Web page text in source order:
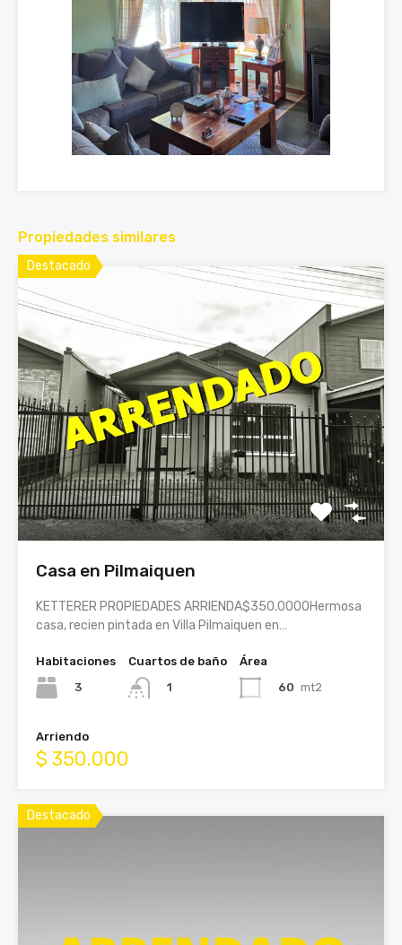
Propiedades similares
Destacado
Casa en Pilmaiquen
KETTERER PROPIEDADES ARRIENDA$350.0000Hermosa
casa, recien pintada en Villa Pilmaiquen en…
Habitaciones
3
Cuartos de baño
1
Área
60 mt2
Arriendo
$ 350.000
Destacado